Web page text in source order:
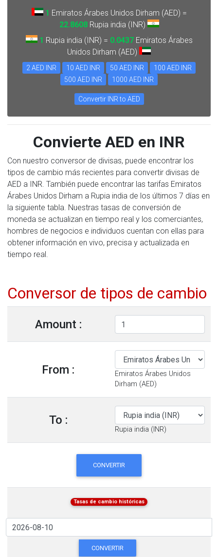
1 Emiratos Árabes Unidos Dirham (AED) =
22.8608Rupia india (INR)
1 Rupia india (INR) = 0.0437Emiratos Árabes
Unidos Dirham (AED)
2 AED INR 10 AED INR 50 AED INR
100 AED INR
500 AED INR
1000 AED INR
Convertir INR to AED
Convierte AED en INR
Con nuestro conversor de divisas, puede encontrar los
tipos de cambio más recientes para convertir divisas de
AED a INR. También puede encontrar las tarifas Emiratos
Árabes Unidos Dirham a Rupia india de los últimos 7 días en
la siguiente tabla. Nuestras tasas de conversión de
moneda se actualizan en tiempo real y los comerciantes,
hombres de negocios e individuos cuentan con ellas para
obtener información en vivo, precisa y actualizada en
tiempo real.
Conversor de tipos de cambio
Amount :
From :
Emiratos Árabes Unidos
Dirham (AED)
To :
Rupia india (INR)
CONVERTIR
Tasas de cambio históricas
CONVERTIR